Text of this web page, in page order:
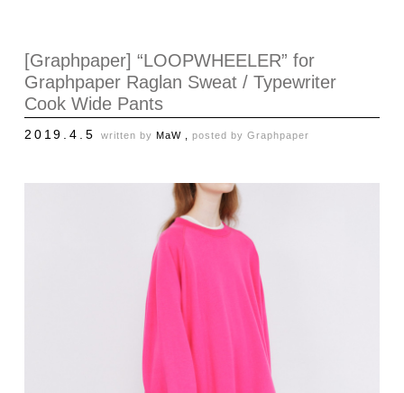
[Graphpaper] “LOOPWHEELER” for
Graphpaper Raglan Sweat / Typewriter
Cook Wide Pants
2019.4.5written byMaW ,posted byGraphpaper